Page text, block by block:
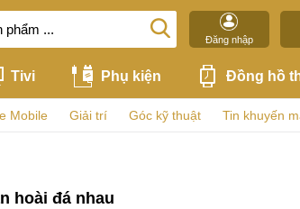
Đăng nhập
Tivi Phụ kiện Đồng hồ
Mobile Giải trí Góc kỹ thuật Tin khuyến
hoài đá nhau